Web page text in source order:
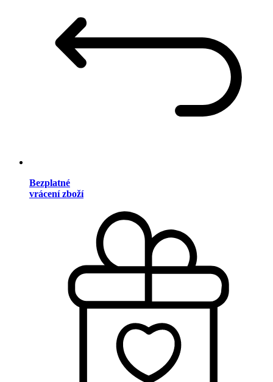
Bezplatné
vrácení zboží